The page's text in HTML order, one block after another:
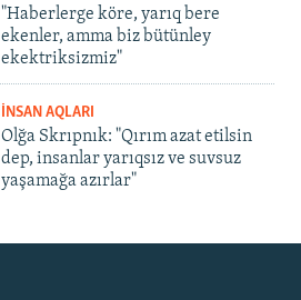
"Haberlerge köre, yarıq bere
ekenler, amma biz bütünley
ekektriksizmiz"
İNSAN AQLARI
Olğa Skrıpnık: "Qırım azat etilsin
dep, insanlar yarıqsız ve suvsuz
yaşamağa azırlar"